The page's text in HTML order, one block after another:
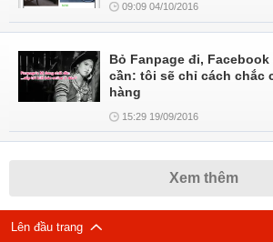
09:09 04/10/2016
Bỏ Fanpage đi,
cần: tôi sẽ chỉ cách chắc
hàng
15:29 19/09/2016
Xem thêm
Lên đầu trang